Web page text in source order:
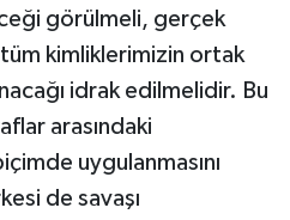
görülmeli, gerçek
kimliklerimizin ortak
idrak edilmelidir. Bu
arasındaki
uygulanmasını
de savaşı